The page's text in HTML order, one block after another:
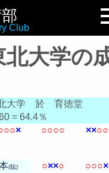
Club
集
大学の
大学
於 育徳堂
= 64.4％
○○× ○○○○ ××○○
(聡) ○××○ ○○○×